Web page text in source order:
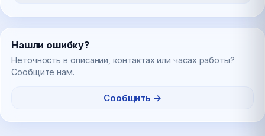
Нашли ошибку?
Неточность в описании, контактах или часах работы?
Сообщите нам.
Сообщить →